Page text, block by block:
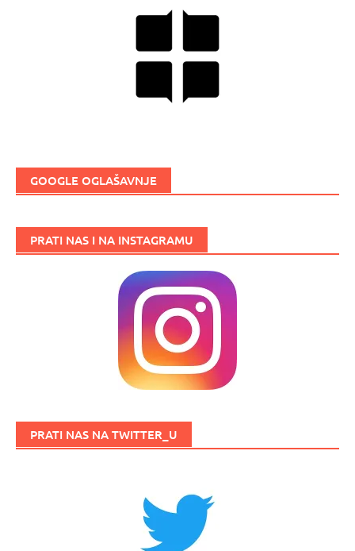
GOOGLE OGLAŠAVNJE
PRATI NAS I NA INSTAGRAMU
PRATI NAS NA TWITTER_U